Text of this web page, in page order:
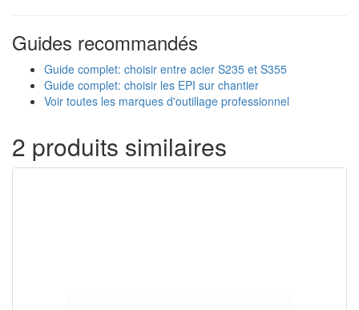
Guides recommandés
Guide complet: choisir entre acier S235 et S355
Guide complet: choisir les EPI sur chantier
Voir toutes les marques d'outillage professionnel
2 produits similaires